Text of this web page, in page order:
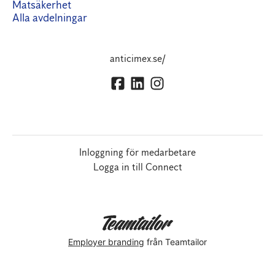
Matsäkerhet
Alla avdelningar
anticimex.se/
Inloggning för medarbetare
Logga in till Connect
Employer branding från Teamtailor